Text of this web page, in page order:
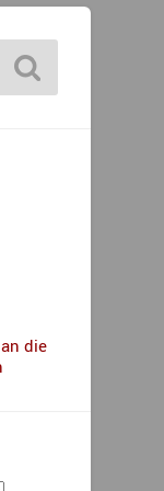
die